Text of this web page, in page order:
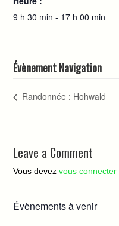
9 h 30 min - 17 h 00 min
Évènement Navigation
Randonnée : Hohwald
Leave a Comment
Vous devezvous connecter
Évènements à venir